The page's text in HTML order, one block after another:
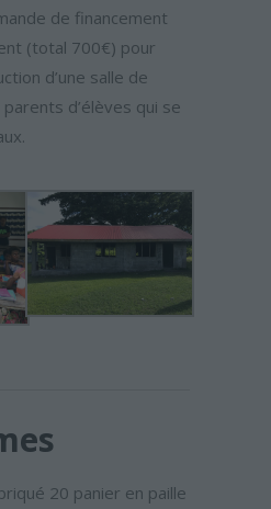
de financement
(total 700€) pour
d’une salle de
d’élèves qui se
20 panier en paille